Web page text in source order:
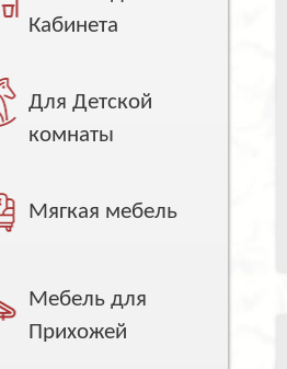
Кабинета
Для Детской
комнаты
Мягкая мебель
Мебель для
Прихожей